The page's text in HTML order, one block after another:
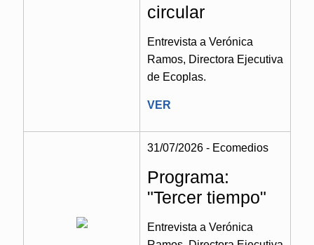
circular
Entrevista a Verónica
Ramos, Directora Ejecutiva
de Ecoplas.
VER
31/07/2026 - Ecomedios
Programa:
"Tercer tiempo"
Entrevista a Verónica